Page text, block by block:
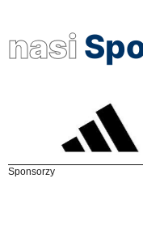
nasi
Sponsorzy